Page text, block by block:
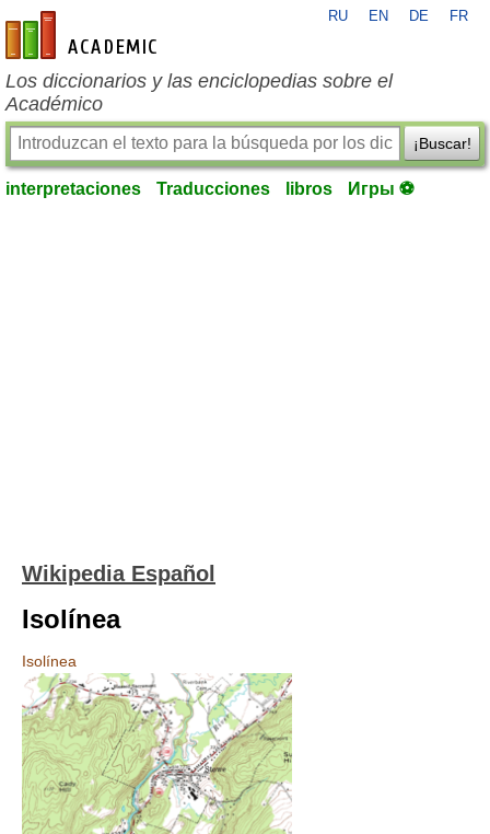
es-academic.com
RU EN DE FR
Los diccionarios y las enciclopedias sobre el
Académico
¡Buscar!
interpretaciones Traducciones libros Игры ⚽
Wikipedia Español
Isolínea
Isolínea